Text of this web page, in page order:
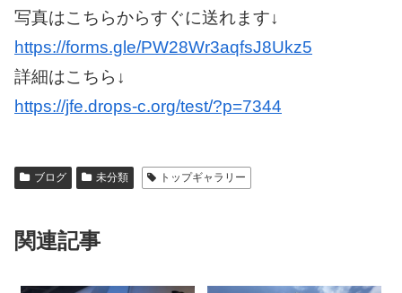
写真はこちらからすぐに送れます↓
https://forms.gle/PW28Wr3aqfsJ8Ukz5
詳細はこちら↓
https://jfe.drops-c.org/test/?p=7344
ブログ 未分類 トップギャラリー
関連記事